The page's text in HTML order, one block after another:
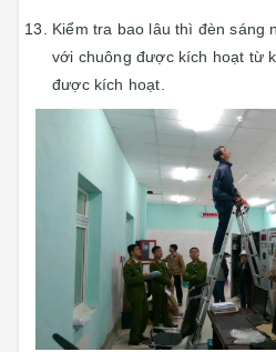
Kiểm tra bao lâu thì đèn sáng
với chuông được kích hoạt từ
được kích hoạt.